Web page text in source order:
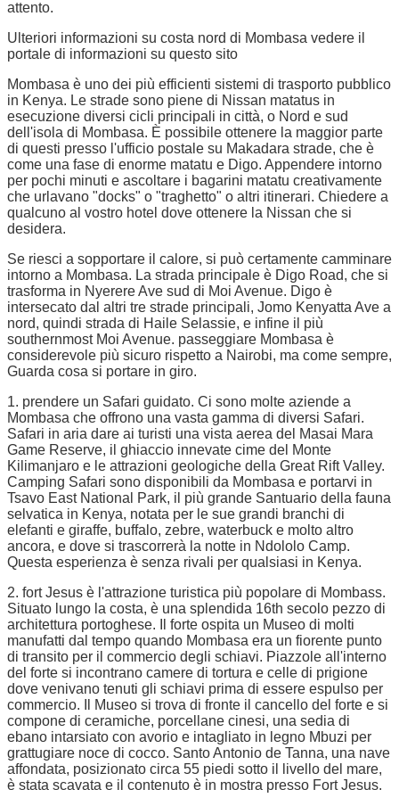
attento.
Ulteriori informazioni su costa nord di Mombasa vedere il
portale di informazioni su questo sito
Mombasa è uno dei più efficienti sistemi di trasporto pubblico
in Kenya. Le strade sono piene di Nissan matatus in
esecuzione diversi cicli principali in città, o Nord e sud
dell'isola di Mombasa. È possibile ottenere la maggior parte
di questi presso l'ufficio postale su Makadara strade, che è
come una fase di enorme matatu e Digo. Appendere intorno
per pochi minuti e ascoltare i bagarini matatu creativamente
che urlavano "docks" o "traghetto" o altri itinerari. Chiedere a
qualcuno al vostro hotel dove ottenere la Nissan che si
desidera.
Se riesci a sopportare il calore, si può certamente camminare
intorno a Mombasa. La strada principale è Digo Road, che si
trasforma in Nyerere Ave sud di Moi Avenue. Digo è
intersecato dal altri tre strade principali, Jomo Kenyatta Ave a
nord, quindi strada di Haile Selassie, e infine il più
southernmost Moi Avenue. passeggiare Mombasa è
considerevole più sicuro rispetto a Nairobi, ma come sempre,
Guarda cosa si portare in giro.
1. prendere un Safari guidato. Ci sono molte aziende a
Mombasa che offrono una vasta gamma di diversi Safari.
Safari in aria dare ai turisti una vista aerea del Masai Mara
Game Reserve, il ghiaccio innevate cime del Monte
Kilimanjaro e le attrazioni geologiche della Great Rift Valley.
Camping Safari sono disponibili da Mombasa e portarvi in
Tsavo East National Park, il più grande Santuario della fauna
selvatica in Kenya, notata per le sue grandi branchi di
elefanti e giraffe, buffalo, zebre, waterbuck e molto altro
ancora, e dove si trascorrerà la notte in Ndololo Camp.
Questa esperienza è senza rivali per qualsiasi in Kenya.
2. fort Jesus è l'attrazione turistica più popolare di Mombass.
Situato lungo la costa, è una splendida 16th secolo pezzo di
architettura portoghese. Il forte ospita un Museo di molti
manufatti dal tempo quando Mombasa era un fiorente punto
di transito per il commercio degli schiavi. Piazzole all'interno
del forte si incontrano camere di tortura e celle di prigione
dove venivano tenuti gli schiavi prima di essere espulso per
commercio. Il Museo si trova di fronte il cancello del forte e si
compone di ceramiche, porcellane cinesi, una sedia di
ebano intarsiato con avorio e intagliato in legno Mbuzi per
grattugiare noce di cocco. Santo Antonio de Tanna, una nave
affondata, posizionato circa 55 piedi sotto il livello del mare,
è stata scavata e il contenuto è in mostra presso Fort Jesus.